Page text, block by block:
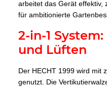
arbeitet das Gerät effektiv,
für ambitionierte
2-in-1
und Lüften
Der HECHT 1999 wird mit
genutzt. Die